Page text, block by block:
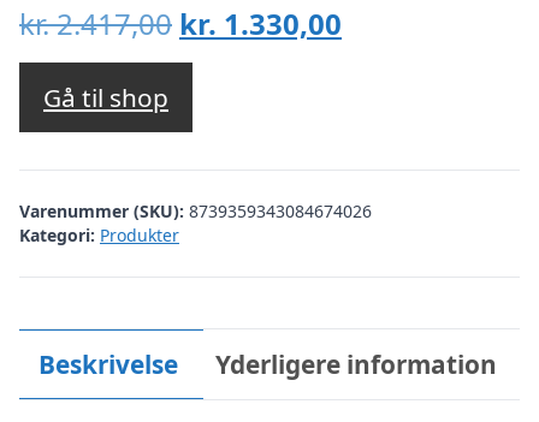
kr.2.417,00 Den
oprindelige
var:
kr. 2.417,00.
kr. 1.330,00
kr. 1.330,00.
Gå til shop
Varenummer (SKU): 8739359343084674026
Kategori: Produkter
Beskrivelse Yderligere information